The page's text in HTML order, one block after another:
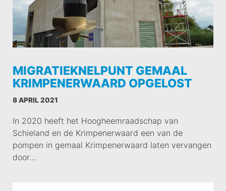
MIGRATIEKNELPUNT GEMAAL
KRIMPENERWAARD OPGELOST
8 APRIL 2021
In 2020 heeft het Hoogheemraadschap van
Schieland en de Krimpenerwaard een van de
pompen in gemaal Krimpenerwaard laten vervangen
door…